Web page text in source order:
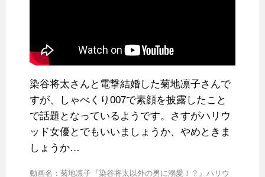
染谷将太さんと電撃結婚した菊地凛子さんで
すが、しゃべくり007で素顔を披露したこと
で話題となっているようです。さすがハリウ
ッド女優とでもいいましょうか、やめときま
しょうか…
動画名：菊地凛子『染谷将太以外の男に溺愛！？』ハリウ